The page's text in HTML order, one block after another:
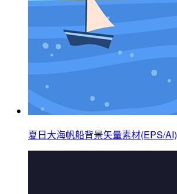
夏日大海帆船背景矢量素材(EPS/AI)